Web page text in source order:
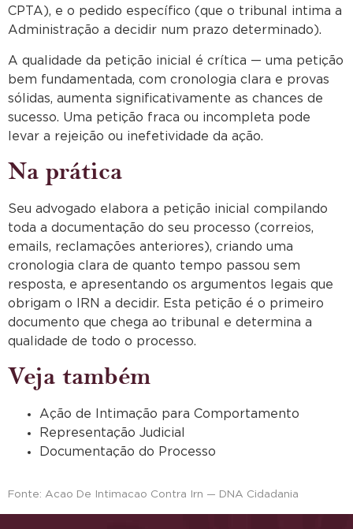
CPTA), e o pedido específico (que o tribunal intima a
Administração a decidir num prazo determinado).
A qualidade da petição inicial é crítica — uma petição
bem fundamentada, com cronologia clara e provas
sólidas, aumenta significativamente as chances de
sucesso. Uma petição fraca ou incompleta pode
levar a rejeição ou inefetividade da ação.
Na prática
Seu advogado elabora a petição inicial compilando
toda a documentação do seu processo (correios,
emails, reclamações anteriores), criando uma
cronologia clara de quanto tempo passou sem
resposta, e apresentando os argumentos legais que
obrigam o IRN a decidir. Esta petição é o primeiro
documento que chega ao tribunal e determina a
qualidade de todo o processo.
Veja também
Ação de Intimação para Comportamento
Representação Judicial
Documentação do Processo
Fonte: Acao De Intimacao Contra Irn — DNA Cidadania